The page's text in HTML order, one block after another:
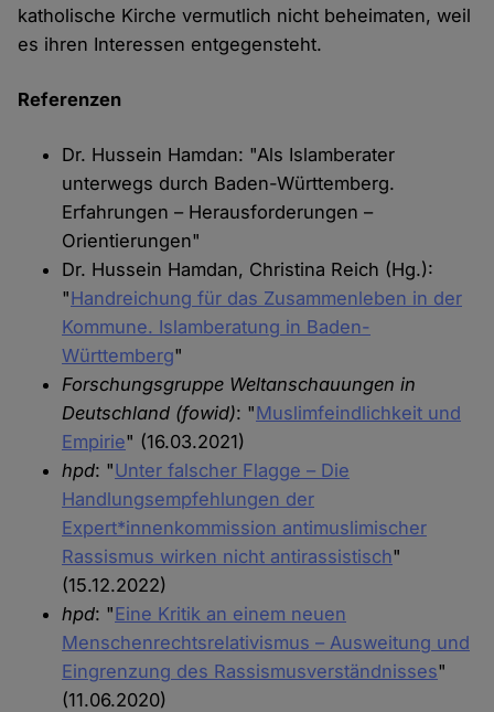
katholische Kirche vermutlich nicht beheimaten, weil
es ihren Interessen entgegensteht.
Referenzen
Dr. Hussein Hamdan: "Als Islamberater
unterwegs durch Baden-Württemberg.
Erfahrungen – Herausforderungen –
Orientierungen"
Dr. Hussein Hamdan, Christina Reich (Hg.):
"Handreichung für das Zusammenleben in der
Kommune. Islamberatung in Baden-
Württemberg"
Forschungsgruppe Weltanschauungen in
Deutschland (fowid): "Muslimfeindlichkeit und
Empirie" (16.03.2021)
hpd: "Unter falscher Flagge – Die
Handlungsempfehlungen der
Expert*innenkommission antimuslimischer
Rassismus wirken nicht antirassistisch"
(15.12.2022)
hpd: "Eine Kritik an einem neuen
Menschenrechtsrelativismus – Ausweitung und
Eingrenzung des Rassismusverständnisses"
(11.06.2020)